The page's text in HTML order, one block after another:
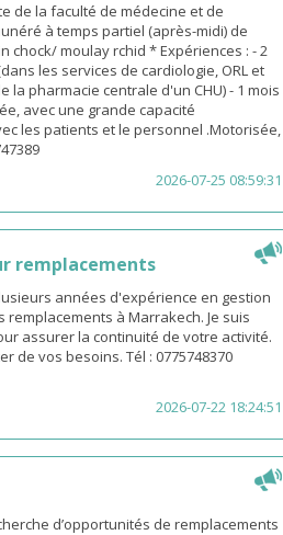
de la faculté de médecine et de
à temps partiel (après-midi) de
moulay rchid * Expériences : - 2
les services de cardiologie, ORL et
pharmacie centrale d'un CHU) - 1 mois
avec une grande capacité
les patients et le personnel .Motorisée,
2026-07-25 08:59:31
remplacements
années d'expérience en gestion
à Marrakech. Je suis
assurer la continuité de votre activité.
de vos besoins. Tél : 0775748370
2026-07-22 18:24:51
d’opportunités de remplacements